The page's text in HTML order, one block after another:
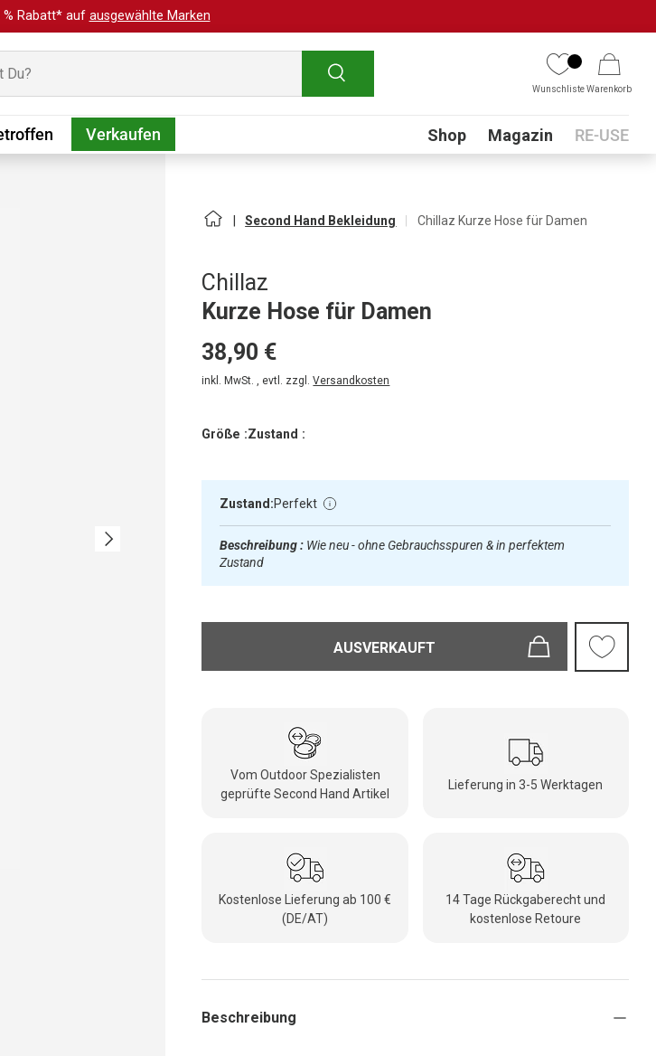
% Rabatt* auf ausgewählte Marken
Suchen
WunschlisteWarenkorb
Verkaufen Submenu
Shop Magazin RE-USE
Nächste
Second Hand Bekleidung Chillaz Kurze Hose für Damen
Chillaz
Kurze Hose für Damen
38,90 €
inkl. MwSt. , evtl. zzgl.Versandkosten
Größe :Zustand :
Zustand:Perfekt
Beschreibung : Wie neu - ohne Gebrauchsspuren & in perfektem
Zustand
AUSVERKAUFT
Vom Outdoor Spezialisten
geprüfte Second Hand Artikel
Lieferung in 3-5 Werktagen
Kostenlose Lieferung ab 100 €
(DE/AT)
14 Tage Rückgaberecht und
kostenlose Retoure
Beschreibung